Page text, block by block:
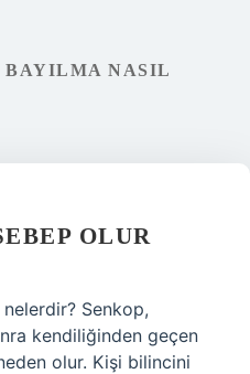
BAYILMA NASIL
OLUR
Senkop,
kendiliğinden geçen
olur. Kişi bilincini